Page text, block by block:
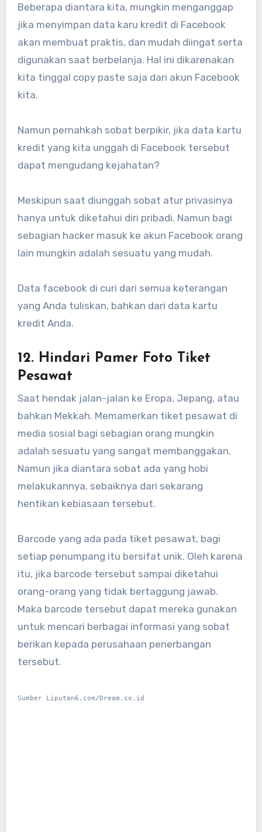
Beberapa diantara kita, mungkin menganggap
jika menyimpan data karu kredit di Facebook
akan membuat praktis, dan mudah diingat serta
digunakan saat berbelanja. Hal ini dikarenakan
kita tinggal copy paste saja dari akun Facebook
kita.
Namun pernahkah sobat berpikir, jika data kartu
kredit yang kita unggah di Facebook tersebut
dapat mengudang kejahatan?
Meskipun saat diunggah sobat atur privasinya
hanya untuk diketahui diri pribadi. Namun bagi
sebagian hacker masuk ke akun Facebook orang
lain mungkin adalah sesuatu yang mudah.
Data facebook di curi dari semua keterangan
yang Anda tuliskan, bahkan dari data kartu
kredit Anda.
12. Hindari Pamer Foto Tiket
Pesawat
Saat hendak jalan-jalan ke Eropa, Jepang, atau
bahkan Mekkah. Memamerkan tiket pesawat di
media sosial bagi sebagian orang mungkin
adalah sesuatu yang sangat membanggakan.
Namun jika diantara sobat ada yang hobi
melakukannya, sebaiknya dari sekarang
hentikan kebiasaan tersebut.
Barcode yang ada pada tiket pesawat, bagi
setiap penumpang itu bersifat unik. Oleh karena
itu, jika barcode tersebut sampai diketahui
orang-orang yang tidak bertaggung jawab.
Maka barcode tersebut dapat mereka gunakan
untuk mencari berbagai informasi yang sobat
berikan kepada perusahaan penerbangan
tersebut.
Sumber Liputan6.com/Dream.co.id